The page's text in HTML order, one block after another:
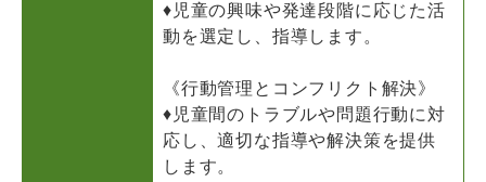
♦児童の興味や発達段階に応じた活
動を選定し、指導します。
《行動管理とコンフリクト解決》
♦児童間のトラブルや問題行動に対
応し、適切な指導や解決策を提供
します。